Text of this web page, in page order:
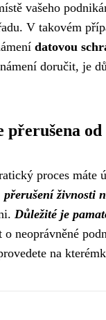
vašeho
V takovém
datovou
doručit, je
přerušena
proces máte
přerušení živnosti
Důležité je
o neoprávněné
na